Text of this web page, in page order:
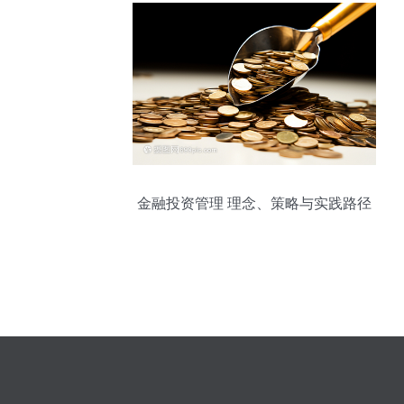
金融投资管理 理念、策略与实践路径